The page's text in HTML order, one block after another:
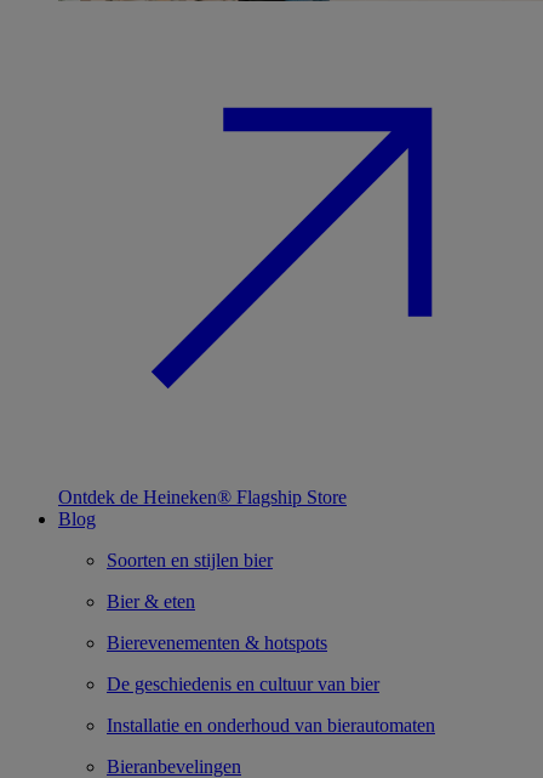
Ontdek de Heineken® Flagship Store
Blog
Soorten en stijlen bier
Bier & eten
Bierevenementen & hotspots
De geschiedenis en cultuur van bier
Installatie en onderhoud van bierautomaten
Bieranbevelingen